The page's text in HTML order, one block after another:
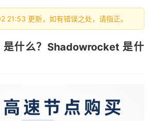
21:53 更新，如有错误之处，请指正。
什么？Shadowrocket 是什